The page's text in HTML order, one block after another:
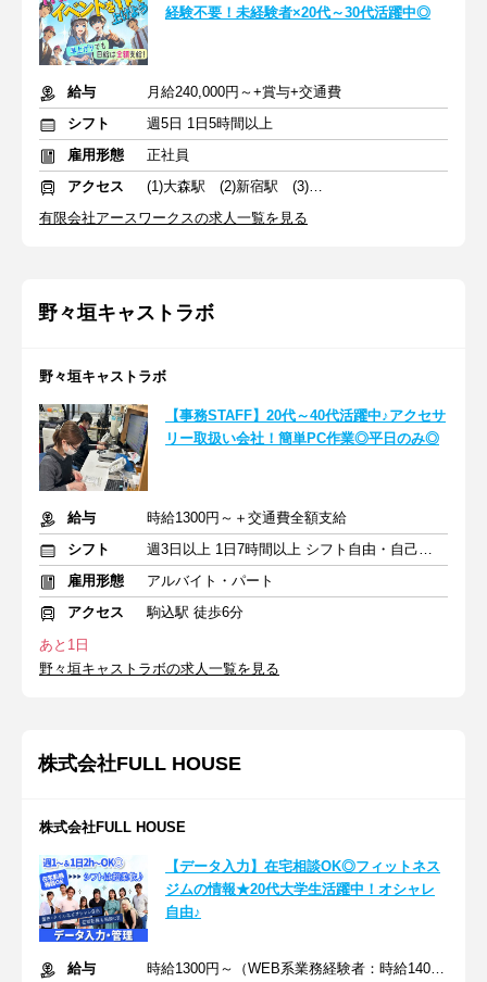
経験不要！未経験者×20代～30代活躍中◎
給与
月給240,000円～+賞与+交通費
シフト
週5日 1日5時間以上
雇用形態
正社員
アクセス
(1)大森駅 (2)新宿駅 (3)東京駅
有限会社アースワークスの求人一覧を見る
野々垣キャストラボ
野々垣キャストラボ
【事務STAFF】20代～40代活躍中♪アクセサ
リー取扱い会社！簡単PC作業◎平日のみ◎
給与
時給1300円～＋交通費全額支給
シフト
週3日以上 1日7時間以上 シフト自由・自己申告
雇用形態
アルバイト・パート
アクセス
駒込駅 徒歩6分
あと1日
野々垣キャストラボの求人一覧を見る
株式会社FULL HOUSE
株式会社FULL HOUSE
【データ入力】在宅相談OK◎フィットネス
ジムの情報★20代大学生活躍中！オシャレ
自由♪
給与
時給1300円～（WEB系業務経験者：時給1400円～）+交通費全額